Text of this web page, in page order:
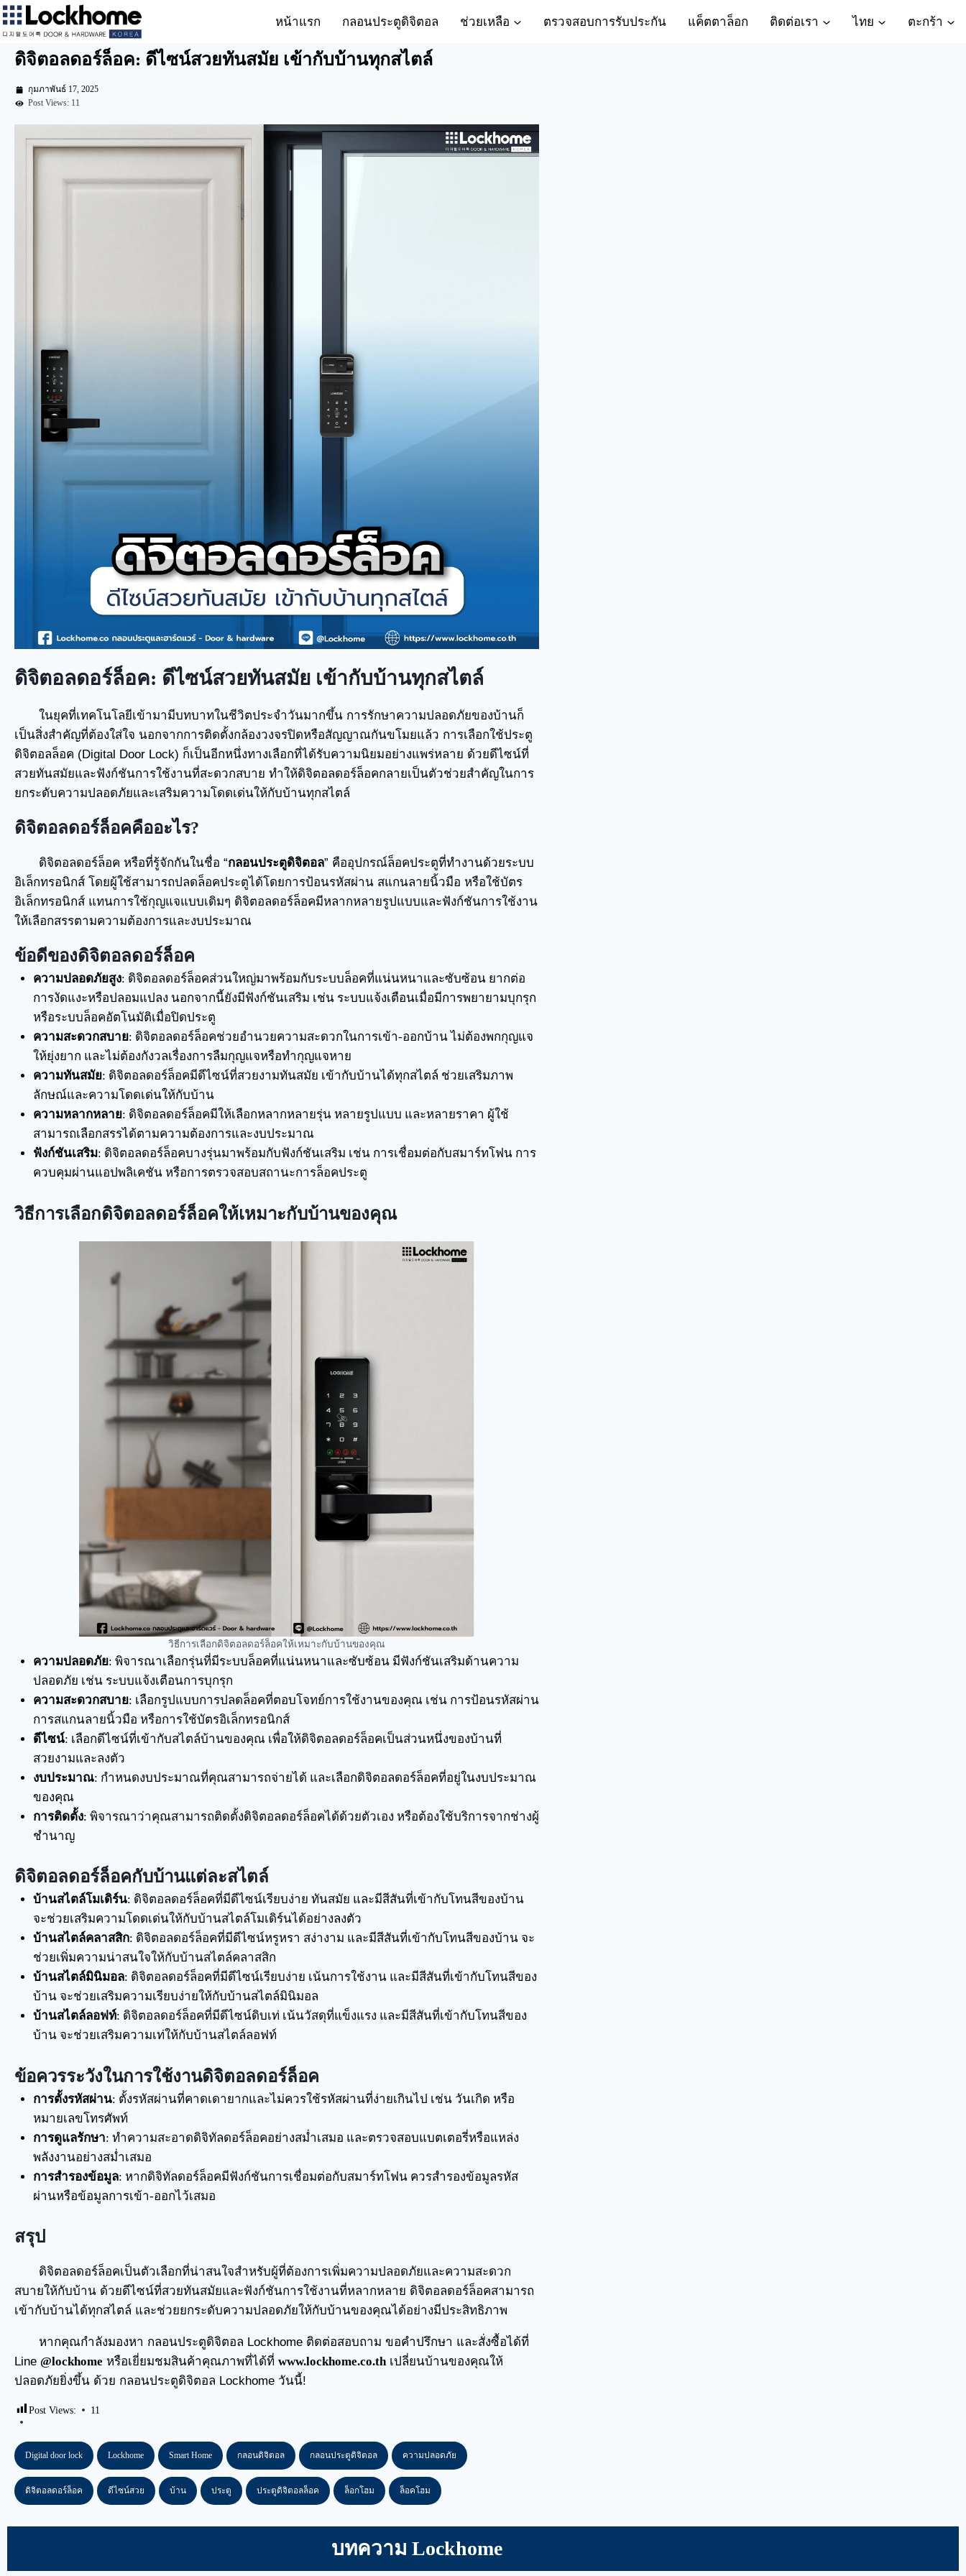
หน้าแรก กลอนประตูดิจิตอล ช่วยเหลือ ตรวจสอบการรับประกัน แค็ตตาล็อก ติดต่อเรา ไทย ตะกร้า
ดิจิตอลดอร์ล็อค: ดีไซน์สวยทันสมัย เข้ากับบ้านทุกสไตล์
กุมภาพันธ์ 17, 2025
Post Views: 11
ดิจิตอลดอร์ล็อค: ดีไซน์สวยทันสมัย เข้ากับบ้านทุกสไตล์
ในยุคที่เทคโนโลยีเข้ามามีบทบาทในชีวิตประจำวันมากขึ้น การรักษาความปลอดภัยของบ้านก็
เป็นสิ่งสำคัญที่ต้องใส่ใจ นอกจากการติดตั้งกล้องวงจรปิดหรือสัญญาณกันขโมยแล้ว การเลือกใช้ประตู
ดิจิตอลล็อค (Digital Door Lock) ก็เป็นอีกหนึ่งทางเลือกที่ได้รับความนิยมอย่างแพร่หลาย ด้วยดีไซน์ที่
สวยทันสมัยและฟังก์ชันการใช้งานที่สะดวกสบาย ทำให้ดิจิตอลดอร์ล็อคกลายเป็นตัวช่วยสำคัญในการ
ยกระดับความปลอดภัยและเสริมความโดดเด่นให้กับบ้านทุกสไตล์
ดิจิตอลดอร์ล็อคคืออะไร?
ดิจิตอลดอร์ล็อค หรือที่รู้จักกันในชื่อ “กลอนประตูดิจิตอล” คืออุปกรณ์ล็อคประตูที่ทำงานด้วยระบบ
อิเล็กทรอนิกส์ โดยผู้ใช้สามารถปลดล็อคประตูได้โดยการป้อนรหัสผ่าน สแกนลายนิ้วมือ หรือใช้บัตร
อิเล็กทรอนิกส์ แทนการใช้กุญแจแบบเดิมๆ ดิจิตอลดอร์ล็อคมีหลากหลายรูปแบบและฟังก์ชันการใช้งาน
ให้เลือกสรรตามความต้องการและงบประมาณ
ข้อดีของดิจิตอลดอร์ล็อค
ความปลอดภัยสูง: ดิจิตอลดอร์ล็อคส่วนใหญ่มาพร้อมกับระบบล็อคที่แน่นหนาและซับซ้อน ยากต่อ
การงัดแงะหรือปลอมแปลง นอกจากนี้ยังมีฟังก์ชันเสริม เช่น ระบบแจ้งเตือนเมื่อมีการพยายามบุกรุก
หรือระบบล็อคอัตโนมัติเมื่อปิดประตู
ความสะดวกสบาย: ดิจิตอลดอร์ล็อคช่วยอำนวยความสะดวกในการเข้า-ออกบ้าน ไม่ต้องพกกุญแจ
ให้ยุ่งยาก และไม่ต้องกังวลเรื่องการลืมกุญแจหรือทำกุญแจหาย
ความทันสมัย: ดิจิตอลดอร์ล็อคมีดีไซน์ที่สวยงามทันสมัย เข้ากับบ้านได้ทุกสไตล์ ช่วยเสริมภาพ
ลักษณ์และความโดดเด่นให้กับบ้าน
ความหลากหลาย: ดิจิตอลดอร์ล็อคมีให้เลือกหลากหลายรุ่น หลายรูปแบบ และหลายราคา ผู้ใช้
สามารถเลือกสรรได้ตามความต้องการและงบประมาณ
ฟังก์ชันเสริม: ดิจิตอลดอร์ล็อคบางรุ่นมาพร้อมกับฟังก์ชันเสริม เช่น การเชื่อมต่อกับสมาร์ทโฟน การ
ควบคุมผ่านแอปพลิเคชัน หรือการตรวจสอบสถานะการล็อคประตู
วิธีการเลือกดิจิตอลดอร์ล็อคให้เหมาะกับบ้านของคุณ
วิธีการเลือกดิจิตอลดอร์ล็อคให้เหมาะกับบ้านของคุณ
ความปลอดภัย: พิจารณาเลือกรุ่นที่มีระบบล็อคที่แน่นหนาและซับซ้อน มีฟังก์ชันเสริมด้านความ
ปลอดภัย เช่น ระบบแจ้งเตือนการบุกรุก
ความสะดวกสบาย: เลือกรูปแบบการปลดล็อคที่ตอบโจทย์การใช้งานของคุณ เช่น การป้อนรหัสผ่าน
การสแกนลายนิ้วมือ หรือการใช้บัตรอิเล็กทรอนิกส์
ดีไซน์: เลือกดีไซน์ที่เข้ากับสไตล์บ้านของคุณ เพื่อให้ดิจิตอลดอร์ล็อคเป็นส่วนหนึ่งของบ้านที่
สวยงามและลงตัว
งบประมาณ: กำหนดงบประมาณที่คุณสามารถจ่ายได้ และเลือกดิจิตอลดอร์ล็อคที่อยู่ในงบประมาณ
ของคุณ
การติดตั้ง: พิจารณาว่าคุณสามารถติดตั้งดิจิตอลดอร์ล็อคได้ด้วยตัวเอง หรือต้องใช้บริการจากช่างผู้
ชำนาญ
ดิจิตอลดอร์ล็อคกับบ้านแต่ละสไตล์
บ้านสไตล์โมเดิร์น: ดิจิตอลดอร์ล็อคที่มีดีไซน์เรียบง่าย ทันสมัย และมีสีสันที่เข้ากับโทนสีของบ้าน
จะช่วยเสริมความโดดเด่นให้กับบ้านสไตล์โมเดิร์นได้อย่างลงตัว
บ้านสไตล์คลาสสิก: ดิจิตอลดอร์ล็อคที่มีดีไซน์หรูหรา สง่างาม และมีสีสันที่เข้ากับโทนสีของบ้าน จะ
ช่วยเพิ่มความน่าสนใจให้กับบ้านสไตล์คลาสสิก
บ้านสไตล์มินิมอล: ดิจิตอลดอร์ล็อคที่มีดีไซน์เรียบง่าย เน้นการใช้งาน และมีสีสันที่เข้ากับโทนสีของ
บ้าน จะช่วยเสริมความเรียบง่ายให้กับบ้านสไตล์มินิมอล
บ้านสไตล์ลอฟท์: ดิจิตอลดอร์ล็อคที่มีดีไซน์ดิบเท่ เน้นวัสดุที่แข็งแรง และมีสีสันที่เข้ากับโทนสีของ
บ้าน จะช่วยเสริมความเท่ให้กับบ้านสไตล์ลอฟท์
ข้อควรระวังในการใช้งานดิจิตอลดอร์ล็อค
การตั้งรหัสผ่าน: ตั้งรหัสผ่านที่คาดเดายากและไม่ควรใช้รหัสผ่านที่ง่ายเกินไป เช่น วันเกิด หรือ
หมายเลขโทรศัพท์
การดูแลรักษา: ทำความสะอาดดิจิทัลดอร์ล็อคอย่างสม่ำเสมอ และตรวจสอบแบตเตอรี่หรือแหล่ง
พลังงานอย่างสม่ำเสมอ
การสำรองข้อมูล: หากดิจิทัลดอร์ล็อคมีฟังก์ชันการเชื่อมต่อกับสมาร์ทโฟน ควรสำรองข้อมูลรหัส
ผ่านหรือข้อมูลการเข้า-ออกไว้เสมอ
สรุป
ดิจิตอลดอร์ล็อคเป็นตัวเลือกที่น่าสนใจสำหรับผู้ที่ต้องการเพิ่มความปลอดภัยและความสะดวก
สบายให้กับบ้าน ด้วยดีไซน์ที่สวยทันสมัยและฟังก์ชันการใช้งานที่หลากหลาย ดิจิตอลดอร์ล็อคสามารถ
เข้ากับบ้านได้ทุกสไตล์ และช่วยยกระดับความปลอดภัยให้กับบ้านของคุณได้อย่างมีประสิทธิภาพ
หากคุณกำลังมองหา กลอนประตูดิจิตอล Lockhome ติดต่อสอบถาม ขอคำปรึกษา และสั่งซื้อได้ที่
Line @lockhome หรือเยี่ยมชมสินค้าคุณภาพที่ได้ที่ www.lockhome.co.thเปลี่ยนบ้านของคุณให้
ปลอดภัยยิ่งขึ้น ด้วย กลอนประตูดิจิตอล Lockhome วันนี้!
Post Views: 11
Digital door lock Lockhome Smart Home กลอนดิจิตอล กลอนประตูดิจิตอล ความปลอดภัย
ดิจิตอลดอร์ล็อค ดีไซน์สวย บ้าน ประตู ประตูดิจิตอลล็อค ล็อกโฮม ล็อคโฮม
บทความ Lockhome